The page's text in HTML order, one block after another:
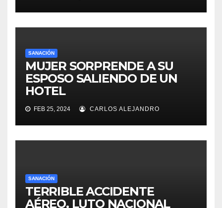
SANACIÓN
MUJER SORPRENDE A SU
ESPOSO SALIENDO DE UN
HOTEL
FEB 25, 2024 CARLOS ALEJANDRO
SANACIÓN
TERRIBLE ACCIDENTE
AÉREO, LUTO NACIONAL